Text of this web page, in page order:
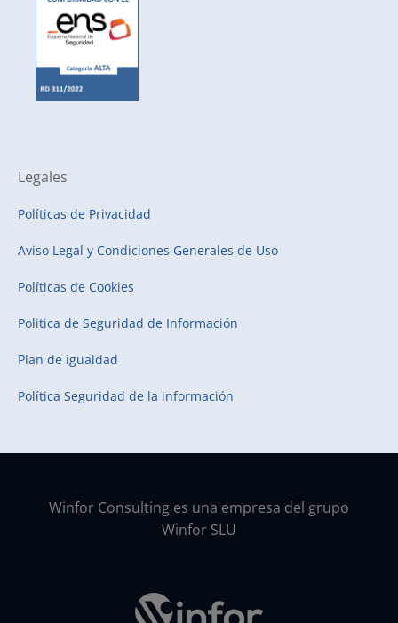
Legales
Políticas de Privacidad
Aviso Legal y Condiciones Generales de Uso
Políticas de Cookies
Politica de Seguridad de Información
Plan de igualdad
Política Seguridad de la información
Winfor Consulting es una empresa del grupo
Winfor SLU